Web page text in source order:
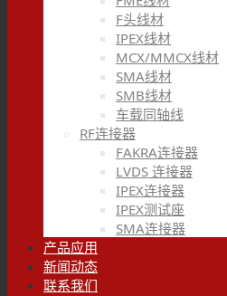
F头线材
IPEX线材
MCX/MMCX线材
SMA线材
SMB线材
车载同轴线
RF连接器
FAKRA连接器
LVDS 连接器
IPEX连接器
IPEX测试座
SMA连接器
产品应用
新闻动态
联系我们